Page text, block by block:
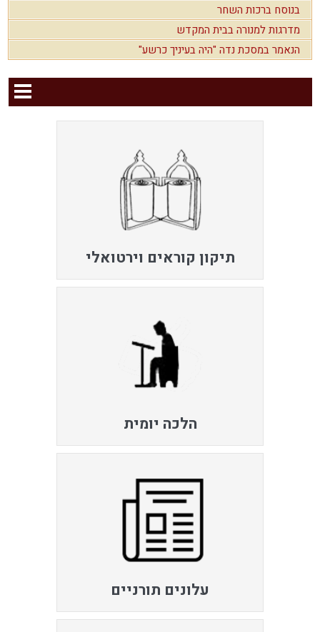
בנוסח ברכות השחר
מדרגות למנורה בבית המקדש
הנאמר במסכת נדה "היה בעיניך כרשע"
תיקון קוראים וירטואלי
הלכה יומית
עלונים תורניים